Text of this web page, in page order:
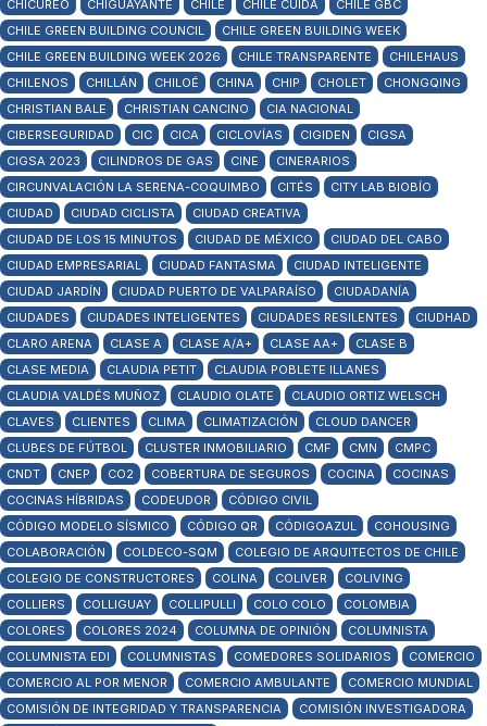
CHICUREO CHIGUAYANTE CHILE CHILE CUIDA
CHILE GBC
CHILE GREEN BUILDING COUNCIL
CHILE GREEN BUILDING WEEK
CHILE GREEN BUILDING WEEK 2026
CHILE TRANSPARENTE
CHILEHAUS
CHILENOS
CHILLÁN CHILOÉ CHINA CHIP CHOLET
CHONGQING
CHRISTIAN BALE
CHRISTIAN CANCINO
CIA NACIONAL
CIBERSEGURIDAD
CIC CICA CICLOVÍAS CIGIDEN
CIGSA
CIGSA 2023
CILINDROS DE GAS CINE
CINERARIOS
CIRCUNVALACIÓN LA SERENA-COQUIMBO
CITÉS
CITY LAB BIOBÍO
CIUDAD
CIUDAD CICLISTA
CIUDAD CREATIVA
CIUDAD DE LOS 15 MINUTOS
CIUDAD DE MÉXICO
CIUDAD DEL CABO
CIUDAD EMPRESARIAL
CIUDAD FANTASMA
CIUDAD INTELIGENTE
CIUDAD JARDÍN
CIUDAD PUERTO DE VALPARAÍSO
CIUDADANÍA
CIUDADES
CIUDADES INTELIGENTES CIUDADES RESILENTES
CIUDHAD
CLARO ARENA
CLASE A CLASE A/A+ CLASE AA+
CLASE B
CLASE MEDIA
CLAUDIA PETIT
CLAUDIA POBLETE ILLANES
CLAUDIA VALDÉS MUÑOZ
CLAUDIO OLATE
CLAUDIO ORTIZ WELSCH
CLAVES
CLIENTES CLIMA CLIMATIZACIÓN
CLOUD DANCER
CLUBES DE FÚTBOL
CLUSTER INMOBILIARIO CMF CMN
CMPC
CNDT
CNEP CO2 COBERTURA DE SEGUROS COCINA
COCINAS
COCINAS HÍBRIDAS
CODEUDOR
CÓDIGO CIVIL
CÓDIGO MODELO SÍSMICO
CÓDIGO QR CÓDIGOAZUL
COHOUSING
COLABORACIÓN
COLDECO-SQM
COLEGIO DE ARQUITECTOS DE CHILE
COLEGIO DE CONSTRUCTORES
COLINA COLIVER
COLIVING
COLLIERS
COLLIGUAY COLLIPULLI COLO COLO
COLOMBIA
COLORES
COLORES 2024 COLUMNA DE OPINIÓN
COLUMNISTA
COLUMNISTA EDI
COLUMNISTAS COMEDORES SOLIDARIOS
COMERCIO
COMERCIO AL POR MENOR
COMERCIO AMBULANTE
COMERCIO MUNDIAL
COMISIÓN DE INTEGRIDAD Y TRANSPARENCIA
COMISIÓN INVESTIGADORA